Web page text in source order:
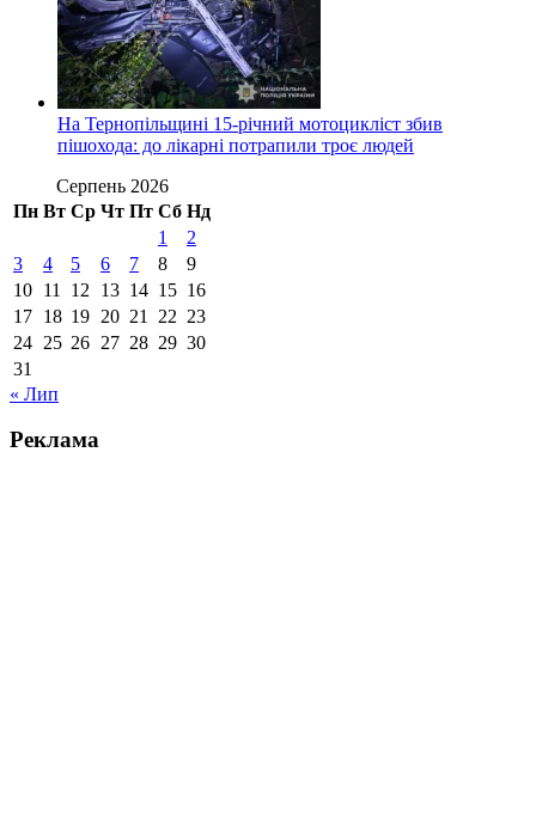
На Тернопільщині 15-річний мотоцикліст збив
пішохода: до лікарні потрапили троє людей
Серпень 2026
Пн Вт Ср Чт Пт Сб Нд
1
2
3
4 5 6 7 8
9
10 11 12 13 14 15 16
17 18 19 20 21 22 23
24 25 26 27 28 29 30
31
« Лип
Реклама